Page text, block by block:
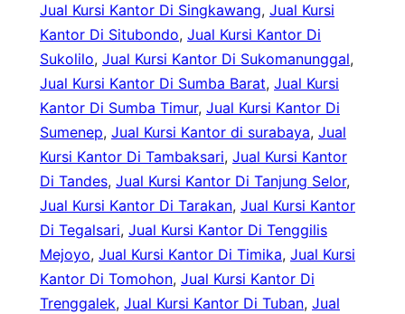
Jual Kursi Kantor Di Singkawang, Jual Kursi
Kantor Di Situbondo, Jual Kursi Kantor Di
Sukolilo, Jual Kursi Kantor Di Sukomanunggal
Jual Kursi Kantor Di Sumba Barat, Jual Kursi
Kantor Di Sumba Timur, Jual Kursi Kantor Di
Sumenep, Jual Kursi Kantor di surabaya, Jual
Kursi Kantor Di Tambaksari, Jual Kursi Kantor
Di Tandes, Jual Kursi Kantor Di Tanjung Selor
Jual Kursi Kantor Di Tarakan, Jual Kursi Kantor
Di Tegalsari, Jual Kursi Kantor Di Tenggilis
Mejoyo, Jual Kursi Kantor Di Timika, Jual Kursi
Kantor Di Tomohon, Jual Kursi Kantor Di
Trenggalek, Jual Kursi Kantor Di Tuban, Jual